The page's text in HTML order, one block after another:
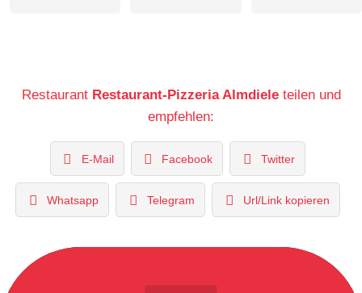
Restaurant Restaurant-Pizzeria Almdieleteilen und
empfehlen:
E-Mail Facebook Twitter
Whatsapp Telegram Url/Link kopieren